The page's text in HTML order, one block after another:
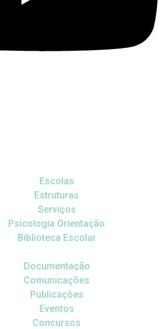
Escolas
Estruturas
Serviços
Psicologia Orientação
Biblioteca Escolar
Documentação
Comunicações
Publicações
Eventos
Concursos